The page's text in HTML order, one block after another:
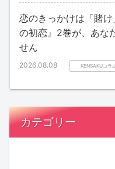
恋のきっかけは「賭
の初恋』2巻が、あな
せん
2026.08.08 KENSAKUコラ
カテゴリー